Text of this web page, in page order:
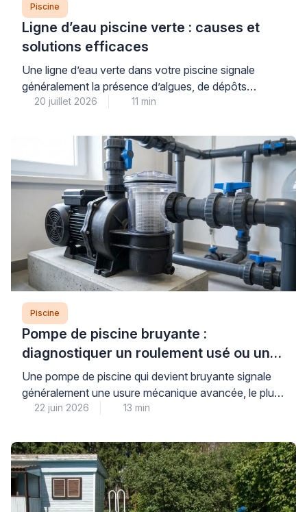
Piscine
Ligne d’eau piscine verte : causes et
solutions efficaces
Une ligne d’eau verte dans votre piscine signale
généralement la présence d’algues, de dépôts
organiques ou de résidus calcaires qui se fixent à la
problème courant, aussi inesthétique qu’il puisse
paraître, se traite efficacement à condition d’identifier
précisément sa nature et d’adopter une méthode
progressive adaptée […]
20 juillet 2026 11 min
Piscine
Pompe de piscine bruyante :
diagnostiquer un roulement usé ou un
défaut mécanique
Une pompe de piscine qui devient bruyante signale
généralement une usure mécanique avancée, le plus
souvent au niveau des roulements, ou un défaut
l’ensemble du système de filtration. Cette situation,
fréquente après plusieurs saisons d’utilisation,
nécessite un diagnostic rapide pour éviter une
détérioration complète du moteur et préserver la […]
22 juin 2026 13 min